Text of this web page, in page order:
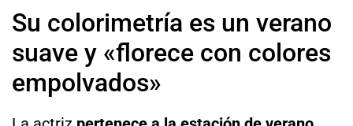
Su colorimetría es un verano
suave y «florece con colores
empolvados»